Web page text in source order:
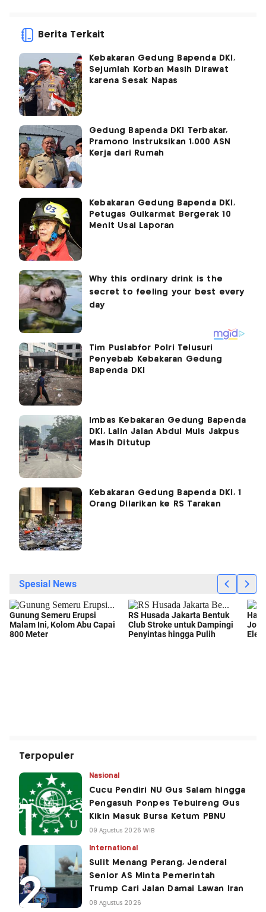
Berita Terkait
Kebakaran Gedung Bapenda DKI,
Sejumlah Korban Masih Dirawat
karena Sesak Napas
Gedung Bapenda DKI Terbakar,
Pramono Instruksikan 1.000 ASN
Kerja dari Rumah
Kebakaran Gedung Bapenda DKI,
Petugas Gulkarmat Bergerak 10
Menit Usai Laporan
Tim Puslabfor Polri Telusuri
Penyebab Kebakaran Gedung
Bapenda DKI
Imbas Kebakaran Gedung Bapenda
DKI, Lalin Jalan Abdul Muis Jakpus
Masih Ditutup
Kebakaran Gedung Bapenda DKI, 1
Orang Dilarikan ke RS Tarakan
Terpopuler
Nasional
Cucu Pendiri NU Gus Salam hingga
Pengasuh Ponpes Tebuireng Gus
Kikin Masuk Bursa Ketum PBNU
09 Agustus 2026 WIB
International
Sulit Menang Perang, Jenderal
Senior AS Minta Pemerintah
Trump Cari Jalan Damai Lawan Iran
08 Agustus 2026